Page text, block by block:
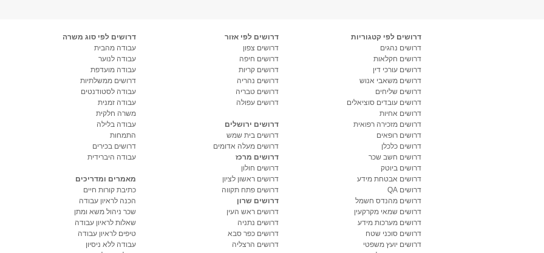
דרושים לפי קטגוריות
דרושים נהגים
דרושים חקלאות
דרושים עורכי דין
דרושים משאבי אנוש
דרושים שליחים
דרושים עובדים סוציאלים
דרושים אחיות
דרושים מזכירה רפואית
דרושים רופאים
דרושים כלכלן
דרושים חשב שכר
דרושים ביוטק
דרושים אבטחת מידע
דרושים QA
דרושים מהנדס חשמל
דרושים שמאי מקרקעין
דרושים מערכות מידע
דרושים סוכני שטח
דרושים יועץ משפטי
דרושים לפי אזור
דרושים צפון
דרושים חיפה
דרושים קריות
דרושים נהריה
דרושים טבריה
דרושים עפולה
דרושים ירושלים
דרושים בית שמש
דרושים מעלה אדומים
דרושים מרכז
דרושים חולון
דרושים ראשון לציון
דרושים פתח תקווה
דרושים שרון
דרושים ראש העין
דרושים נתניה
דרושים כפר סבא
דרושים הרצליה
דרושים לפי סוג משרה
עבודה מהבית
עבודה לנוער
עבודה מועדפת
דרושים ממשלתיות
עבודה לסטודנטים
עבודה זמנית
משרה חלקית
עבודה בלילה
התמחות
דרושים בכירים
עבודה היברידית
מאמרים ומדריכים
כתיבת קורות חיים
הכנה לראיון עבודה
שכר ניהול משא ומתן
שאלות לראיון עבודה
טיפים לראיון עבודה
עבודה ללא ניסיון